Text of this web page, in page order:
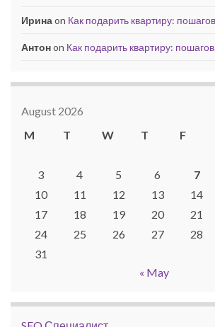
Иринаon Как подарить квартиру:
Антонon Как подарить квартиру:
August 2026
M
T W T F
3
4 5 6 7
10
11 12 13 14
17
18 19 20 21
24
25 26 27 28
31
« May